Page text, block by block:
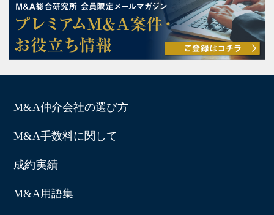
M&A仲介会社の選び方
M&A手数料に関して
成約実績
M&A用語集